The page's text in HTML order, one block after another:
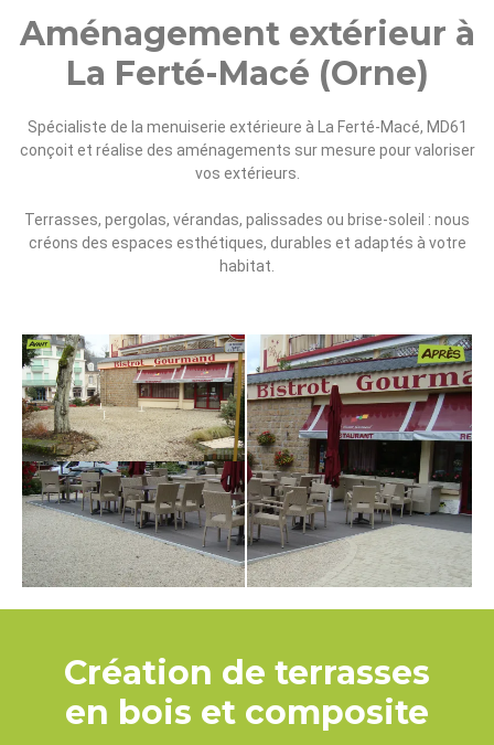
Aménagement extérieur à
La Ferté-Macé (Orne)
Spécialiste de la menuiserie extérieure à La Ferté-Macé, MD61
conçoit et réalise des aménagements sur mesure pour valoriser
vos extérieurs.
Terrasses, pergolas, vérandas, palissades ou brise-soleil : nous
créons des espaces esthétiques, durables et adaptés à votre
habitat.
Création de terrasses
en bois et composite